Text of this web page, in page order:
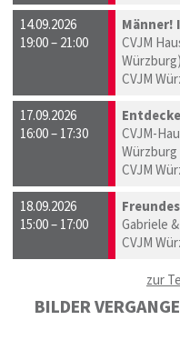
14.09.2026
19:00 – 21:00
Männer!
CVJM
Würzburg)
CVJM
17.09.2026
16:00 – 17:30
CVJM-
Würzburg
CVJM
18.09.2026
15:00 – 17:00
Gabriele
CVJM
zur
BILDER